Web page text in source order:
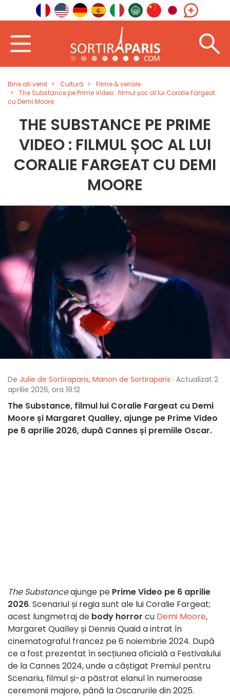
Bine ati venit Cultură
Filme & seriale
The Substance pe Prime Video : filmul șoc al lui Coralie Fargeat
cu Demi Moore
THE SUBSTANCE PE PRIME
VIDEO : FILMUL ȘOC AL LUI
CORALIE FARGEAT CU DEMI
MOORE
De Julie de Sortiraparis, Manon de Sortiraparis · Actualizat 2
aprilie 2026, ora 19:12
The Substance, filmul lui Coralie Fargeat cu Demi
Moore și Margaret Qualley, ajunge pe Prime Video
pe 6 aprilie 2026, după Cannes și premiile Oscar.
The Substanceajunge pe Prime Video pe 6 aprilie
2026. Scenariul și regia sunt ale lui Coralie Fargeat;
acest lungmetraj de body horror cu Demi Moore,
Margaret Qualley și Dennis Quaid a intrat în
cinematograful francez pe 6 noiembrie 2024. După
ce a fost prezentat în secțiunea oficială a Festivalului
de la Cannes 2024, unde a câștigat Premiul pentru
Scenariu, filmul și-a păstrat elanul în numeroase
ceremonii majore, până la Oscarurile din 2025.